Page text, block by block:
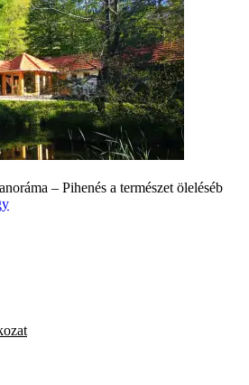
– Pihenés a természet öleléséb